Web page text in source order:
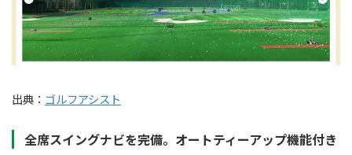
出典： ゴルフアシスト
全席スイングナビを完備。オートティーアップ機能付き